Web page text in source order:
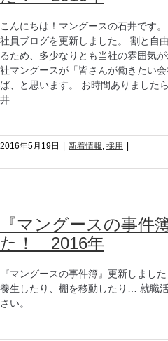
こんにちは！マングースの石井です
社員ブログを更新しました。 割と自
るため、多少なりとも当社の雰囲気
社マングースが「皆さんが働きたい
ば、と思います。 お時間ありまし
井
2016年5月19日 新着情報, 採用
『マングースの事件
た！ 2016年
『マングースの事件簿』更新しまし
養生したり、棚を移動したり… 就職
さい。